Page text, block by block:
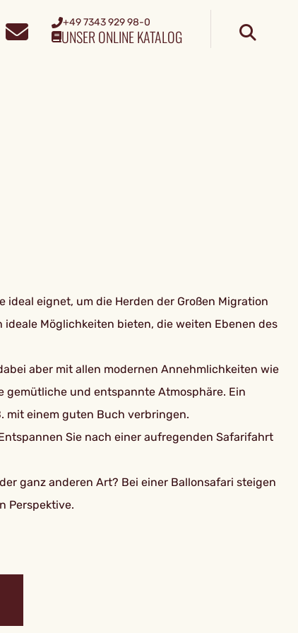
+49 7343 929 98-0
UNSER ONLINE KATALOG
eignet, um die Herden der Großen Migration
Möglichkeiten bieten, die weiten Ebenen des
aber mit allen modernen Annehmlichkeiten wie
gemütliche und entspannte Atmosphäre. Ein
mit einem guten Buch verbringen.
Sie nach einer aufregenden Safarifahrt
ganz anderen Art? Bei einer Ballonsafari steigen
Perspektive.